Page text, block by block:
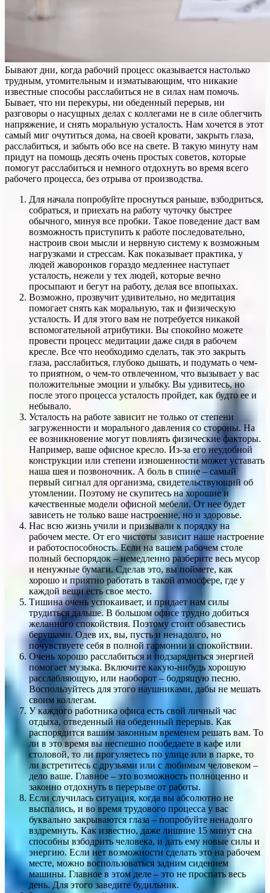
Бывают дни, когда рабочий процесс оказывается настолько
трудным, утомительным и изматывающим, что никакие
известные способы расслабиться не в силах нам помочь.
Бывает, что ни перекуры, ни обеденный перерыв, ни
разговоры о насущных делах с коллегами не в силе облегчить
напряжение, и снять моральную усталость. Нам хочется в этот
самый миг очутиться дома, на своей кровати, закрыть глаза,
расслабиться, и забыть обо все на свете. В такую минуту нам
придут на помощь десять очень простых советов, которые
помогут расслабиться и немного отдохнуть во время всего
рабочего процесса, без отрыва от производства.
Для начала попробуйте проснуться раньше, взбодриться,
собраться, и приехать на работу чуточку быстрее
обычного, минуя все пробки. Такое поведение даст вам
возможность приступить к работе последовательно,
настроив свои мысли и нервную систему к возможным
нагрузками и стрессам. Как показывает практика, у
людей жаворонков гораздо медленнее наступает
усталость, нежели у тех людей, которые вечно
просыпают и бегут на работу, делая все впопыхах.
Возможно, прозвучит удивительно, но медитация
помогает снять как моральную, так и физическую
усталость. И для этого вам не потребуется никакой
вспомогательной атрибутики. Вы спокойно можете
провести процесс медитации даже сидя в рабочем
кресле. Все что необходимо сделать, так это закрыть
глаза, расслабиться, глубоко дышать, и подумать о чем-
то приятном, о чем-то отвлеченном, что вызывает у вас
положительные эмоции и улыбку. Вы удивитесь, но
после этого процесса усталость пройдет, как будто ее и
небывало.
Усталость на работе зависит не только от степени
загруженности и морального давления со стороны. На
ее возникновение могут повлиять физические факторы.
Например, ваше офисное кресло. Из-за его неудобной
конструкции или степени изношенности может уставать
наша шея и позвоночник. А боль в спине – самый
первый сигнал для организма, свидетельствующий об
утомлении. Поэтому не скупитесь на хорошие и
качественные модели офисной мебели. От нее будет
зависеть не только ваше настроение, но и здоровье.
Нас всю жизнь учили и призывали к порядку на
рабочем месте. От его чистоты зависит наше настроение
и работоспособность. Если на вашем рабочем столе
полный беспорядок – немедленно разберите весь мусор
и ненужные бумаги. Сделав это, вы поймете, как
хорошо и приятно работать в такой атмосфере, где у
каждой вещи есть свое место.
Тишина очень успокаивает, и придает нам силы
трудиться дальше. В большом офисе трудно добиться
желанного спокойствия. Поэтому стоит обзавестись
берушами. Одев их, вы, пусть и ненадолго, но
почувствуете себя в полной гармонии и спокойствии.
Очень хорошо расслабиться и подзарядиться энергией
помогает музыка. Включите какую-нибудь хорошую
расслабляющую, или наоборот – бодрящую песню.
Воспользуйтесь для этого наушниками, дабы не мешать
своим коллегам.
У каждого работника офиса есть свой личный час
отдыха, отведенный на обеденный перерыв. Как
распорядится вашим законным временем решать вам. То
ли в это время вы неспешно пообедаете в кафе или
столовой, то ли прогуляетесь по улице или в парке, то
ли встретитесь с друзьями или с любимым человеком –
дело ваше. Главное – это возможность полноценно и
законно отдохнуть в перерыве от работы.
Если случилась ситуация, когда вы абсолютно не
выспались, и во время трудового процесса у вас
буквально закрываются глаза – попробуйте ненадолго
вздремнуть. Как известно, даже лишние 15 минут сна
способны взбодрить человека, и дать ему новые силы и
энергию. Если нет возможности сделать это на рабочем
месте, можно воспользоваться задним сидением
машины. Главное в этом деле – это не проспать весь
день. Для этого заведите будильник.